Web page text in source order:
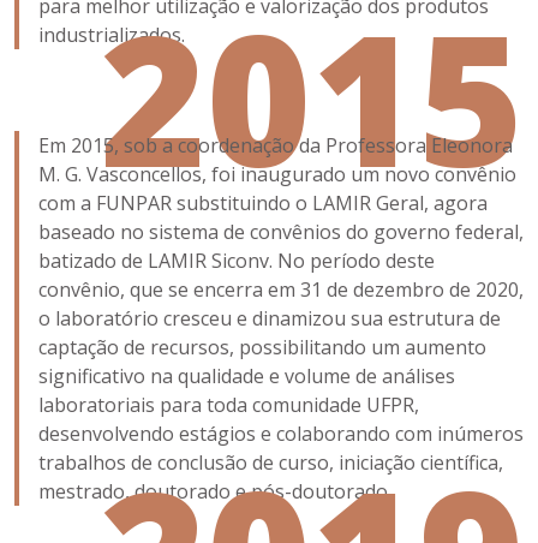
para melhor utilização e valorização dos produtos
industrializados.
2015
Em 2015, sob a coordenação da Professora Eleonora
M. G. Vasconcellos, foi inaugurado um novo convênio
com a FUNPAR substituindo o LAMIR Geral, agora
baseado no sistema de convênios do governo federal,
batizado de LAMIR Siconv. No período deste
convênio, que se encerra em 31 de dezembro de 2020,
o laboratório cresceu e dinamizou sua estrutura de
captação de recursos, possibilitando um aumento
significativo na qualidade e volume de análises
laboratoriais para toda comunidade UFPR,
desenvolvendo estágios e colaborando com inúmeros
trabalhos de conclusão de curso, iniciação científica,
mestrado, doutorado e pós-doutorado.